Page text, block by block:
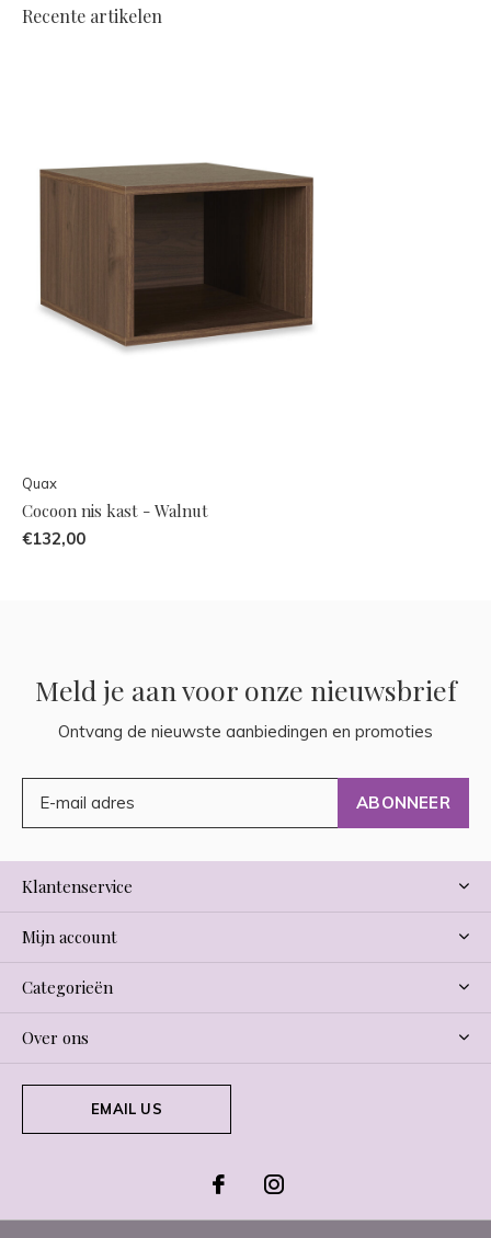
Recente artikelen
Quax
Cocoon nis kast - Walnut
€132,00
Meld je aan voor onze nieuwsbrief
Ontvang de nieuwste aanbiedingen en promoties
ABONNEER
Klantenservice
Mijn account
Categorieën
Over ons
EMAIL US